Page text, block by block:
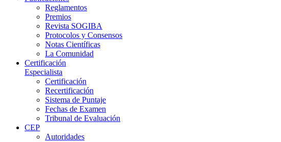
Reglamentos
Premios
Revista SOGIBA
Protocolos y Consensos
Notas Científicas
La Comunidad
Certificación
Especialista
Certificación
Recertificación
Sistema de Puntaje
Fechas de Examen
Tribunal de Evaluación
CEP
Autoridades